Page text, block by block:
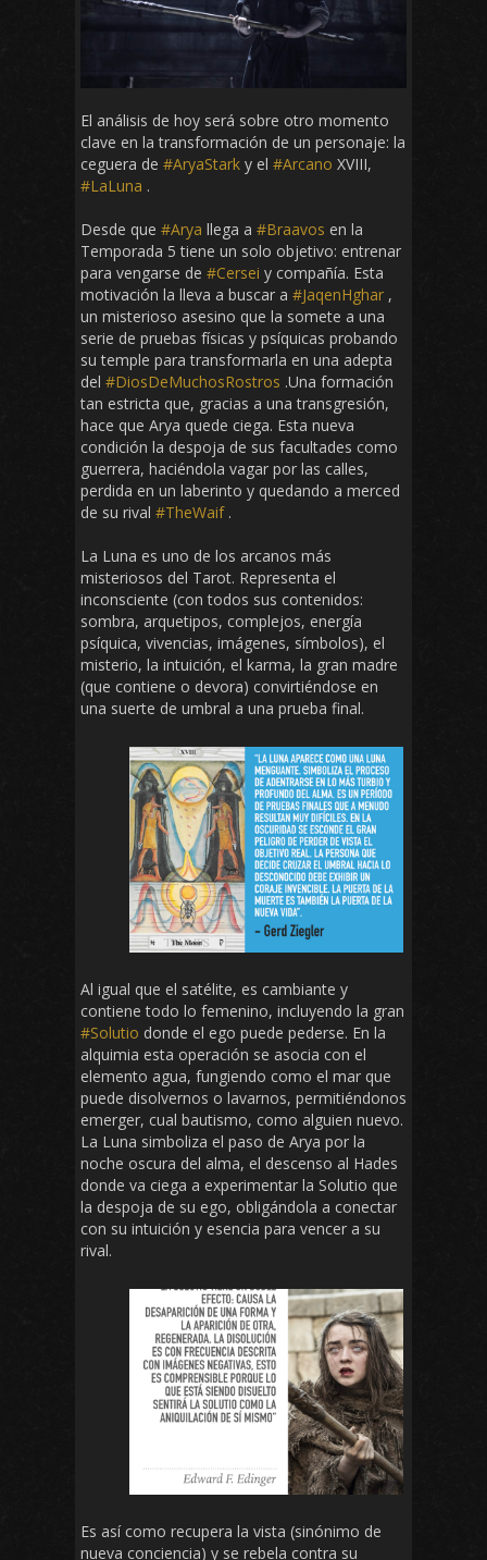
El análisis de hoy será sobre otro momento
clave en la transformación de un personaje: la
ceguera de #AryaStark y el #Arcano XVIII,
#LaLuna .
Desde que #Arya llega a #Braavos en la
Temporada 5 tiene un solo objetivo: entrenar
para vengarse de #Cersei y compañía. Esta
motivación la lleva a buscar a #JaqenHghar ,
un misterioso asesino que la somete a una
serie de pruebas físicas y psíquicas probando
su temple para transformarla en una adepta
del #DiosDeMuchosRostros .Una formación
tan estricta que, gracias a una transgresión,
hace que Arya quede ciega. Esta nueva
condición la despoja de sus facultades como
guerrera, haciéndola vagar por las calles,
perdida en un laberinto y quedando a merced
de su rival #TheWaif.
La Luna es uno de los arcanos más
misteriosos del Tarot. Representa el
inconsciente (con todos sus contenidos:
sombra, arquetipos, complejos, energía
psíquica, vivencias, imágenes, símbolos), el
misterio, la intuición, el karma, la gran madre
(que contiene o devora) convirtiéndose en
una suerte de umbral a una prueba final.
Al igual que el satélite, es cambiante y
contiene todo lo femenino, incluyendo la gran
#Solutio donde el ego puede pederse. En la
alquimia esta operación se asocia con el
elemento agua, fungiendo como el mar que
puede disolvernos o lavarnos, permitiéndonos
emerger, cual bautismo, como alguien nuevo.
La Luna simboliza el paso de Arya por la
noche oscura del alma, el descenso al Hades
donde va ciega a experimentar la Solutio que
la despoja de su ego, obligándola a conectar
con su intuición y esencia para vencer a su
rival.
Es así como recupera la vista (sinónimo de
nueva conciencia) y se rebela contra su